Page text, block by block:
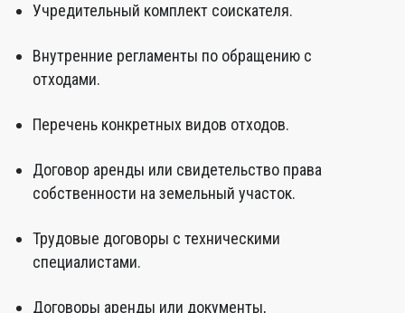
Учредительный комплект соискателя.
Внутренние регламенты по обращению с
отходами.
Перечень конкретных видов отходов.
Договор аренды или свидетельство права
собственности на земельный участок.
Трудовые договоры с техническими
специалистами.
Договоры аренды или документы,